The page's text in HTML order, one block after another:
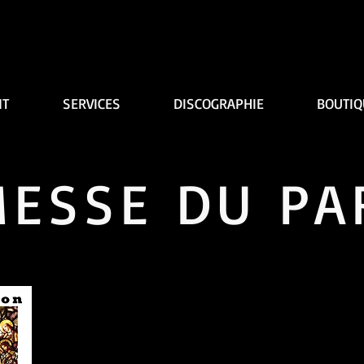
SERVICES DISCOGRAPHIE
DU